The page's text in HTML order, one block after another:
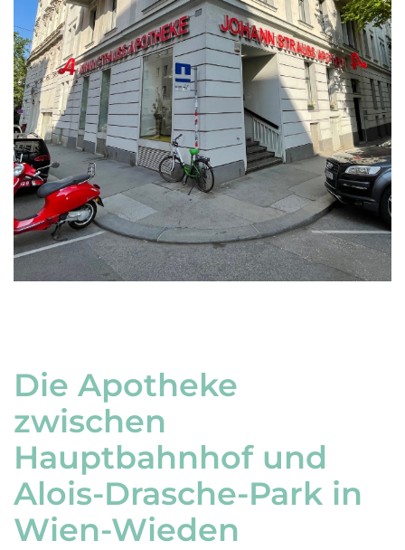
Die Apotheke
zwischen
Hauptbahnhof und
Alois-Drasche-Park in
Wien-Wieden